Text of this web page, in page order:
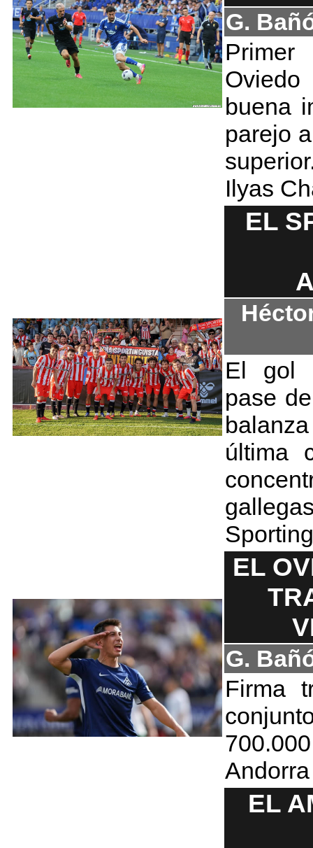
G.
Primer
buena
parejo
superior
Ilyas
EL
El gol
pase
última
Sporting
EL
G.
Firma
Andorra
EL